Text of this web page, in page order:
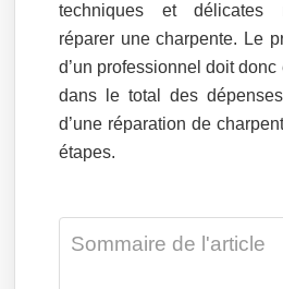
techniques et délicates
réparer une charpente. Le
d’un professionnel doit
dans le total des
d’une réparation de
étapes.
Sommaire de l'article